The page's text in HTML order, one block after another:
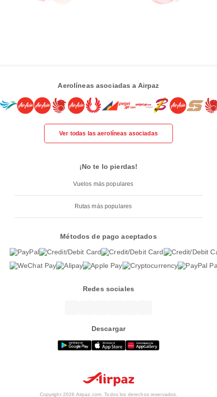
Aerolíneas asociadas a Airpaz
Ver todas las aerolíneas asociadas
¡No te lo pierdas!
Vuelos más populares
Rutas más populares
Métodos de pago aceptados
Redes sociales
Descargar
Copyright 2026 Airpaz.com. Todos los derechos reservados.